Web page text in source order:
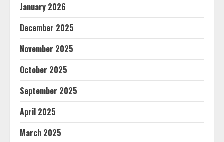
January 2026
December 2025
November 2025
October 2025
September 2025
April 2025
March 2025